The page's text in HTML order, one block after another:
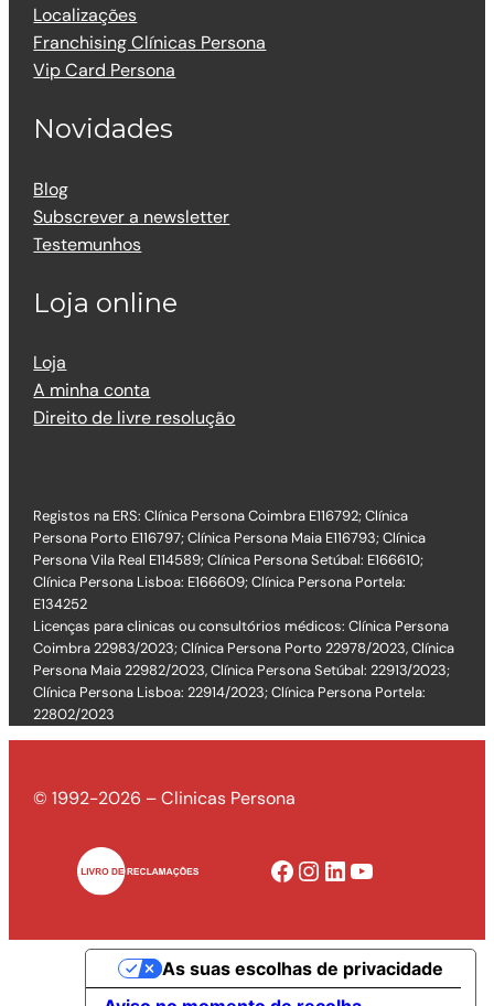
Localizações
Franchising Clínicas Persona
Vip Card Persona
Novidades
Blog
Subscrever a newsletter
Testemunhos
Loja online
Loja
A minha conta
Direito de livre resolução
Registos na ERS: Clínica Persona Coimbra E116792; Clínica
Persona Porto E116797; Clínica Persona Maia E116793; Clínica
Persona Vila Real E114589; Clínica Persona Setúbal: E166610;
Clínica Persona Lisboa: E166609; Clínica Persona Portela:
E134252
Licenças para clinicas ou consultórios médicos: Clínica Persona
Coimbra 22983/2023; Clínica Persona Porto 22978/2023, Clínica
Persona Maia 22982/2023, Clínica Persona Setúbal: 22913/2023;
Clínica Persona Lisboa: 22914/2023; Clínica Persona Portela:
22802/2023
© 1992-2026 – Clinicas Persona
Facebook Instagram LinkedIn YouTube
As suas escolhas de privacidade